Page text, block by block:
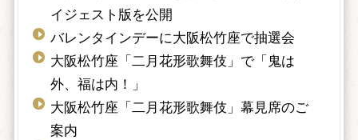
イジェスト版を公開
バレンタインデーに大阪松竹座で抽選会
大阪松竹座「二月花形歌舞伎」で「鬼は
外、福は内！」
大阪松竹座「二月花形歌舞伎」幕見席のご
案内